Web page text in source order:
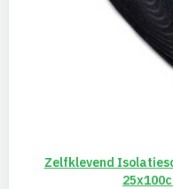
Zelfklevend